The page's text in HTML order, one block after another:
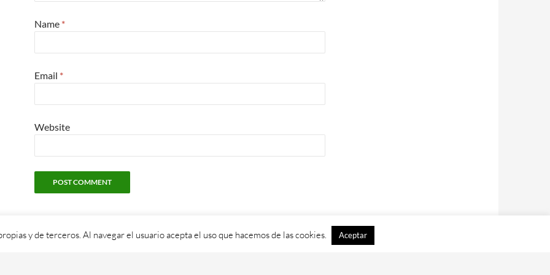
Name *
Email *
Website
y de terceros. Al navegar el usuario acepta el uso que hacemos de las cookies. Aceptar